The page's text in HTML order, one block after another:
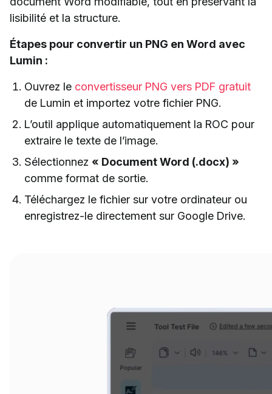
lisibilité et la structure.
Étapes pour convertir un PNG en Word avec
Lumin :
Ouvrez le convertisseur PNG vers PDF gratuit
de Lumin et importez votre fichier PNG.
L’outil applique automatiquement la ROC pour
extraire le texte de l’image.
Sélectionnez « Document Word (.docx) »
comme format de sortie.
Téléchargez le fichier sur votre ordinateur ou
enregistrez-le directement sur Google Drive.